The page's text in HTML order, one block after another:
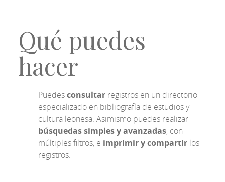
Qué puedes
hacer
Puedesconsultar registros en un directorio
especializado en bibliografía de estudios y
cultura leonesa. Asimismo puedes realizar
búsquedas simples y avanzadas, con
múltiples filtros, e imprimir y compartir los
registros.